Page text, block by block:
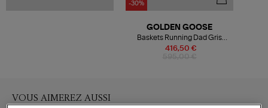
-30%
416,50 €
GOLDEN GOOSE
Baskets Running Dad Gris
Argenté Blanc
VOUS AIMEREZ AUSSI